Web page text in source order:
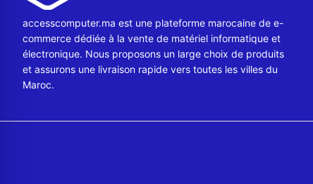
accesscomputer.ma est une plateforme marocaine de e-
commerce dédiée à la vente de matériel informatique et
électronique. Nous proposons un large choix de produits
et assurons une livraison rapide vers toutes les villes du
Maroc.